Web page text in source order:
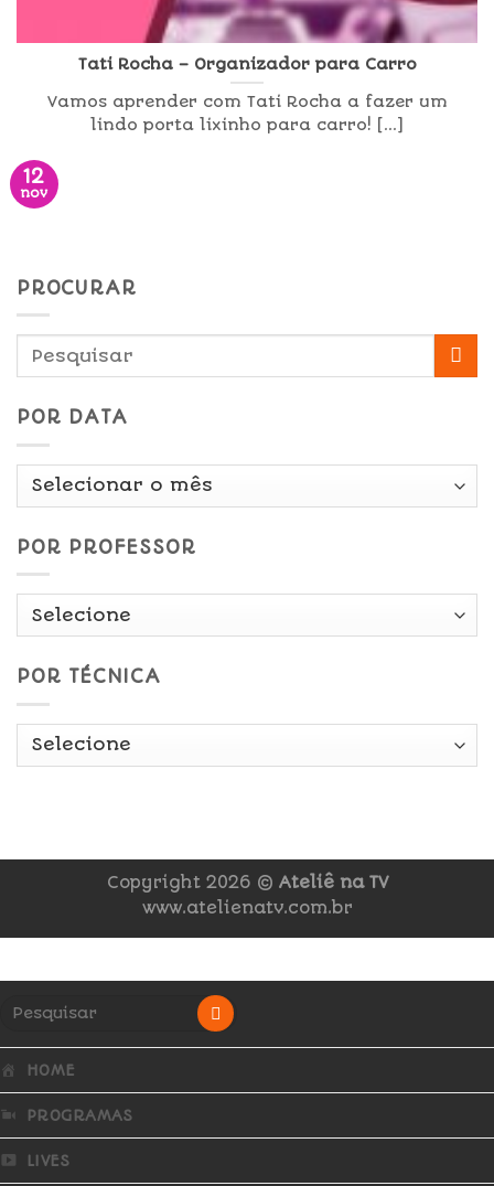
Tati Rocha – Organizador para Carro
Vamos aprender com Tati Rocha a fazer um
lindo porta lixinho para carro! [...]
12
nov
PROCURAR
POR DATA
Por
POR PROFESSOR
POR TÉCNICA
Copyright 2026 © Ateliê na TV
www.atelienatv.com.br
HOME
PROGRAMAS
LIVES